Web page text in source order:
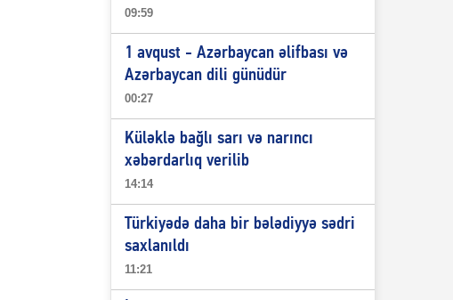
09:59
1 avqust - Azərbaycan əlifbası və
Azərbaycan dili günüdür
00:27
Küləklə bağlı sarı və narıncı
xəbərdarlıq verilib
14:14
Türkiyədə daha bir bələdiyyə sədri
saxlanıldı
11:21